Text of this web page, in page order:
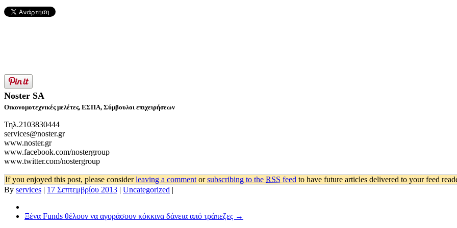
Noster SA
Οικονομοτεχνικές μελέτες, ΕΣΠΑ, Σύμβουλοι επιχειρήσεων
Τηλ.2103830444
services@noster.gr
www.noster.gr
www.facebook.com/nostergroup
www.twitter.com/nostergroup
If you enjoyed this post, please considerleaving a comment orsubscribing to the RSS feed to have future articles delivered to your feed
By services | 17 Σεπτεμβρίου 2013 | Uncategorized |
Ξένα Funds θέλουν να αγοράσουν κόκκινα δάνεια από τράπεζες →